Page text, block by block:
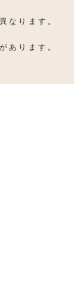
なります。
あります。